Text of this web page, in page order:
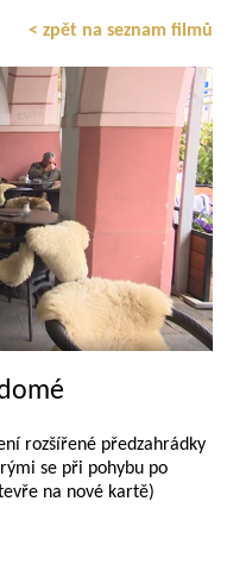
< zpět na seznam filmů
rozšířené předzahrádky
se při pohybu po
na nové kartě)